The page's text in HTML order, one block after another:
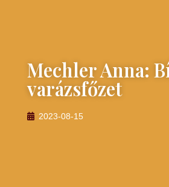
Mechler Anna:
varázsfőzet
2023-08-15